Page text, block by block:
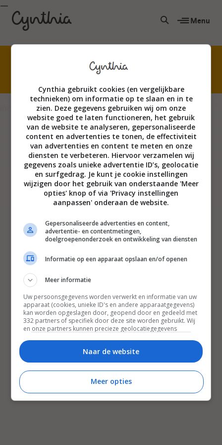
Menu
Niet creatief? Echt wel! Kom waterverven met
mijn superleuke online cursus.
Cynthia gebruikt cookies (en vergelijkbare
technieken) om informatie op te slaan en in te
zien. Deze gegevens gebruiken wij om onze
website goed te laten functioneren, het gebruik
van de website te analyseren, gepersonaliseerde
content en advertenties te tonen, de effectiviteit
van advertenties en content te meten en onze
diensten te verbeteren. Hiervoor verzamelen wij
gegevens zoals unieke advertentie ID’s, geolocatie
en surfgedrag. Je kunt je cookie instellingen
wijzigen door het gebruik van onderstaande 'Meer
opties' knop of via 'Privacy instellingen
aanpassen' onderaan de website.
Gepersonaliseerde advertenties en content,
advertentie- en contentmetingen,
doelgroepenonderzoek en ontwikkeling van diensten
Informatie op een apparaat opslaan en/of openen
Meer informatie
Uw persoonsgegevens worden verwerkt en informatie van uw
apparaat (cookies, unieke ID's en andere apparaatgegevens)
kan worden opgeslagen door, geopend door en gedeeld met
332 partners of specifiek door deze site worden gebruikt. Wij
en onze partners kunnen precieze geolocatiegegevens
Bepaalde leveranciers kunnen uw persoonsgegevens
beheren. Zoek onderaan deze pagina of in het sitemenu naar
een link om uw toestemming te beheren of in te trekken via de
privacy- en cookie-instellingen.
Naar de website
Meer opties